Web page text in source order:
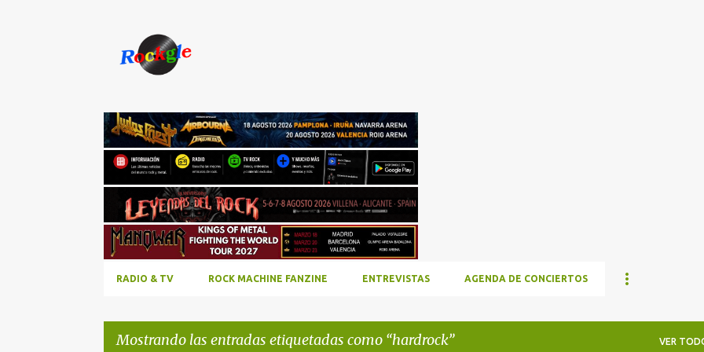
RADIO & TV ROCK MACHINE FANZINE ENTREVISTAS AGENDA DE CONCIERTOS
Mostrando las entradas etiquetadas como hardrock VER